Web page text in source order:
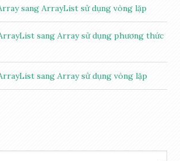
sang ArrayList sử dụng vòng lặp
sang Array sử dụng phương thức
sang Array sử dụng vòng lặp